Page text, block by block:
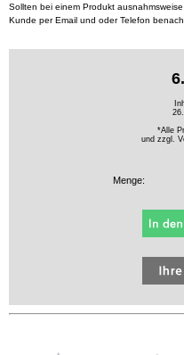
Sollten bei einem Produkt
Kunde per Email und oder Telefon
*Alle
und zzgl.
Menge: